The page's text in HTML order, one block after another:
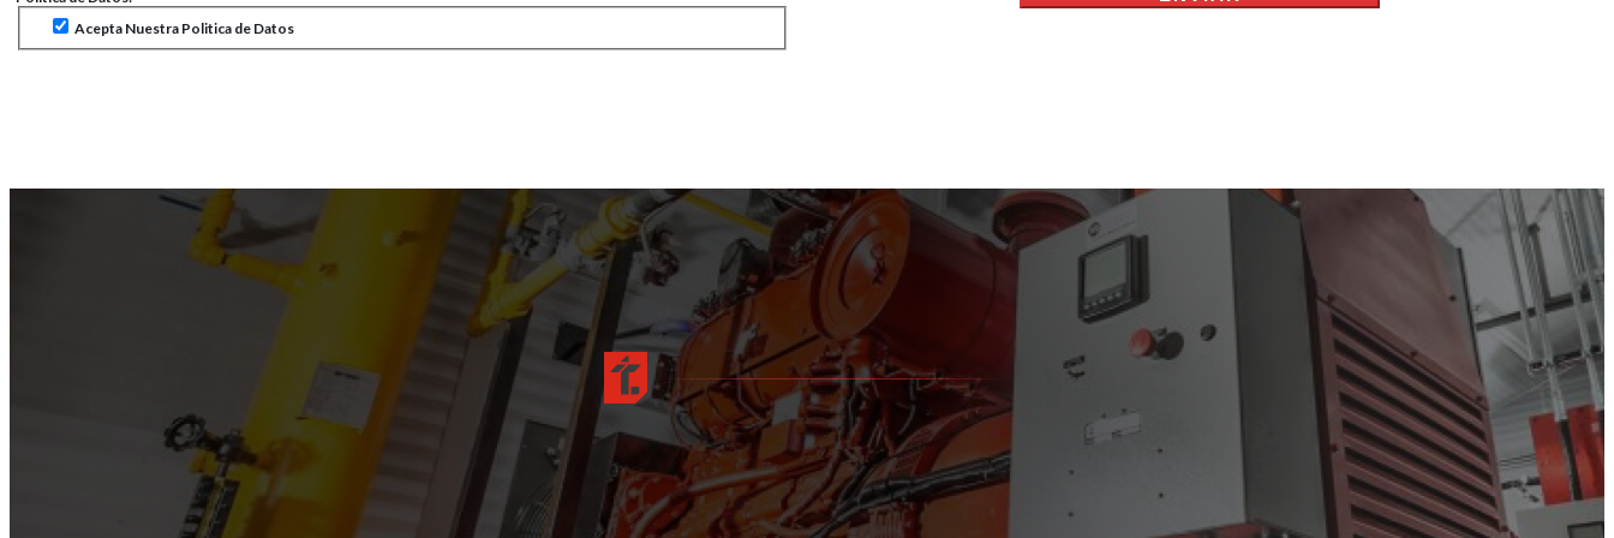
Acepta Nuestra Politica de Datos